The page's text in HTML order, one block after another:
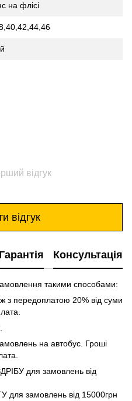
на флісі
відгук
відгук
Гарантія Консультація
такими способами:
з передоплатою 20% від суми
на автобус. Гроші
для замовлень від
для замовлень від 15000грн